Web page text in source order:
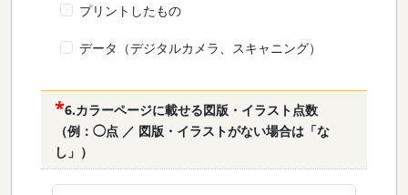
プリントしたもの
データ（デジタルカメラ、スキャニング）
6.カラーページに載せる図版・イラスト点数
（例：◯点 ／ 図版・イラストがない場合は「な
し」）